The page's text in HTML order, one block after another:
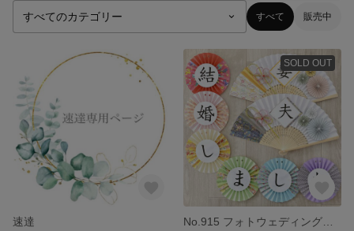
すべて 販売中
速達
SOLD OUT